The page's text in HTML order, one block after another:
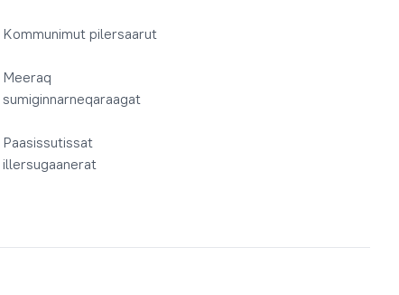
Kommunimut pilersaarut
Meeraq
sumiginnarneqaraagat
Paasissutissat
illersugaanerat